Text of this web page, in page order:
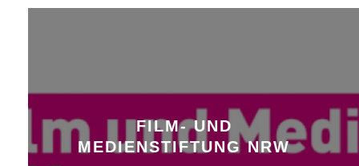
FILM- UND
MEDIENSTIFTUNG NRW